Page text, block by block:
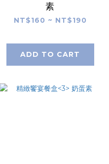
素
NT$160 ~ NT$190
ADD TO CART